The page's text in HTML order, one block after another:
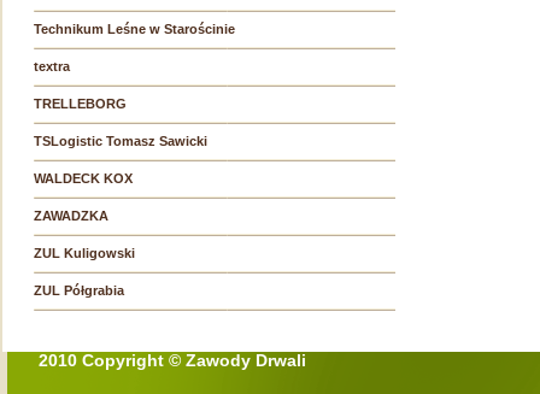
Technikum Leśne w Starościnie
textra
TRELLEBORG
TSLogistic Tomasz Sawicki
WALDECK KOX
ZAWADZKA
ZUL Kuligowski
ZUL Półgrabia
2010 Copyright © Zawody Drwali